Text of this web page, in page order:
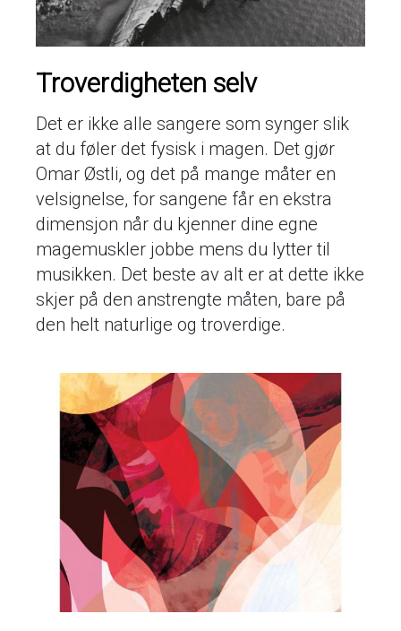
Troverdigheten selv
Det er ikke alle sangere som synger slik
at du føler det fysisk i magen. Det gjør
Omar Østli, og det på mange måter en
velsignelse, for sangene får en ekstra
dimensjon når du kjenner dine egne
magemuskler jobbe mens du lytter til
musikken. Det beste av alt er at dette ikke
skjer på den anstrengte måten, bare på
den helt naturlige og troverdige.